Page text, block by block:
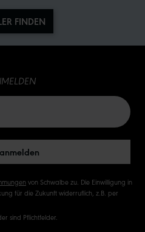
FINDEN
von Schwalbe zu. Die Einwilligung in
für die Zukunft widerruflich, z.B. per
sind Pflichtfelder.